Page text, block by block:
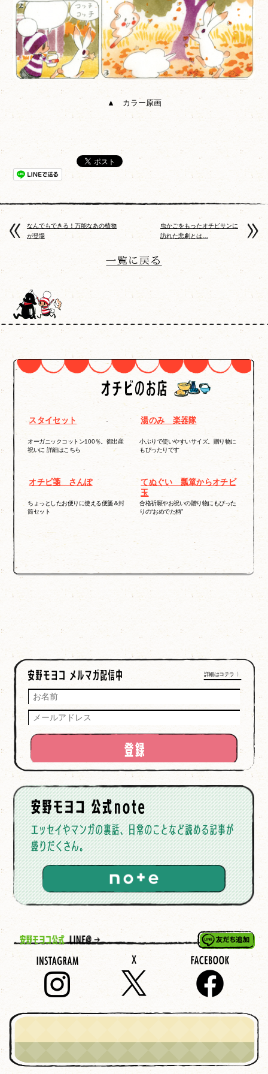
▲ カラー原画
なんでもできる！万能なあの植物
が登場
虫かごをもったオチビサンに
訪れた悲劇とは…
スタイセット
オーガニックコットン100％。御出産
祝いに 詳細はこちら
湯のみ 楽器隊
小ぶりで使いやすいサイズ。贈り物に
もぴったりです
オチビ箋 さんぽ
ちょっとしたお便りに使える便箋＆封
筒セット
てぬぐい 瓢箪からオチビ
玉
合格祈願やお祝いの贈り物にもぴった
りの“おめでた柄”
詳細はコチラ 〉